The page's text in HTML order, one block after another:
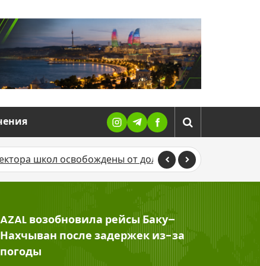
от должностей В UNEC сообщили о
AZAL возобновила рейсы Баку–
Нахчыван после задержек из-за
погоды